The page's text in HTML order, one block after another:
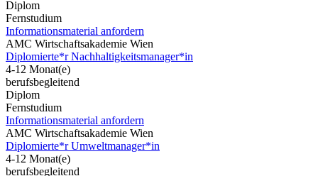
Diplom
Fernstudium
Informationsmaterial anfordern
AMC Wirtschaftsakademie Wien
Diplomierte*r Nachhaltigkeitsmanager*in
4-12 Monat(e)
berufsbegleitend
Diplom
Fernstudium
Informationsmaterial anfordern
AMC Wirtschaftsakademie Wien
Diplomierte*r Umweltmanager*in
4-12 Monat(e)
berufsbegleitend